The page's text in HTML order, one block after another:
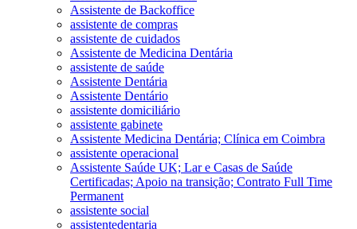
Assistente de Backoffice
assistente de compras
assistente de cuidados
Assistente de Medicina Dentária
assistente de saúde
Assistente Dentária
Assistente Dentário
assistente domiciliário
assistente gabinete
Assistente Medicina Dentária; Clínica em Coimbra
assistente operacional
Assistente Saúde UK; Lar e Casas de Saúde
Certificadas; Apoio na transição; Contrato Full Time
Permanent
assistente social
assistentedentaria